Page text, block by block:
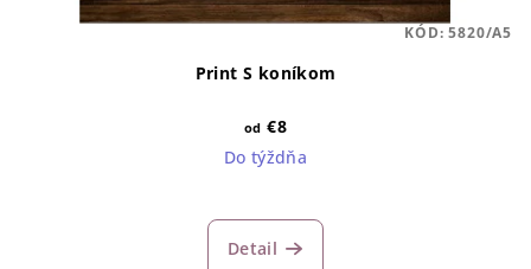
Print S koníkom
od €8
Do týždňa
Detail
KÓD:5820/A5